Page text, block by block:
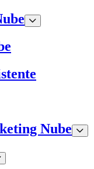
Nube